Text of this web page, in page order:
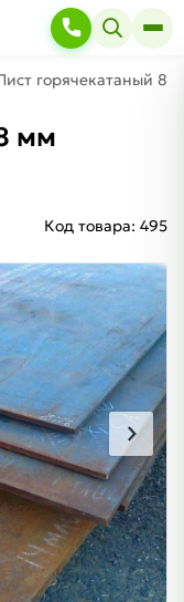
горячекатаный 8
мм
Код товара: 495